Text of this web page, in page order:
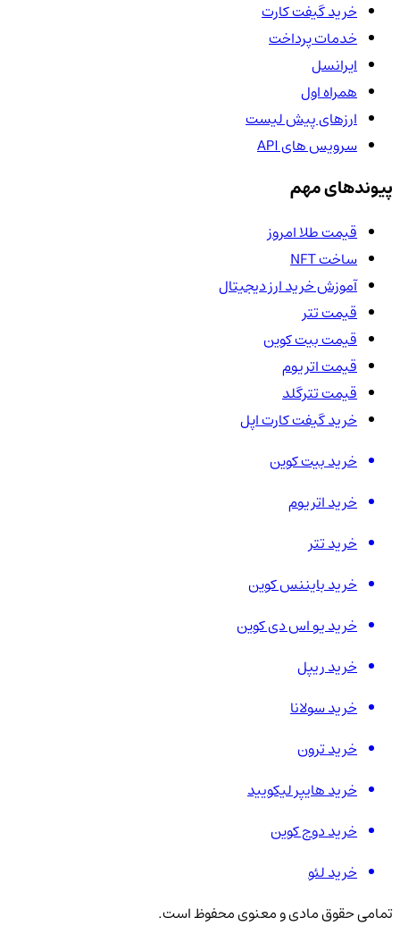
خرید گیفت کارت
خدمات پرداخت
ایرانسل
همراه اول
ارزهای پیش لیست
سرویس های API
پیوندهای مهم
قیمت طلا امروز
ساخت NFT
آموزش خرید ارز دیجیتال
قیمت تتر
قیمت بیت کوین
قیمت اتریوم
قیمت تترگلد
خرید گیفت کارت اپل
خرید بیت کوین
خرید اتریوم
خرید تتر
خرید بایننس کوین
خرید یو اس دی کوین
خرید ریپل
خرید سولانا
خرید ترون
خرید هایپر لیکویید
خرید دوج کوین
خرید لئو
تمامی حقوق مادی و معنوی محفوظ است.